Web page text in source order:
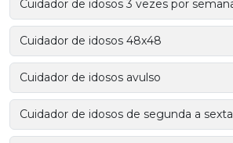
Cuidador de idosos 3 vezes por
Cuidador de idosos 48x48
Cuidador de idosos avulso
Cuidador de idosos de segunda a sexta